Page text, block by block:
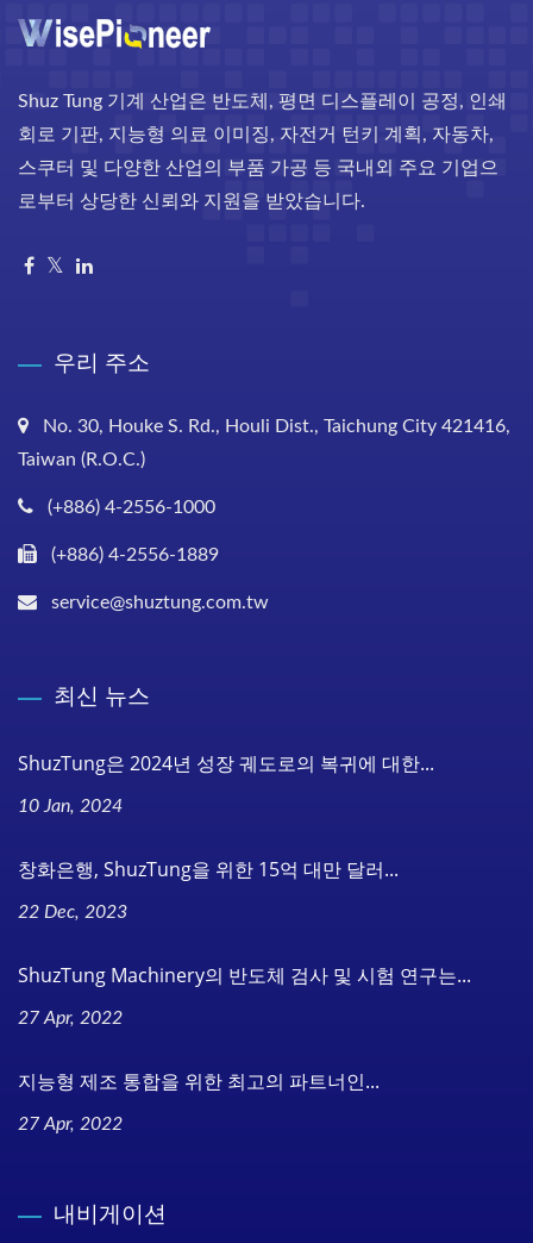
Shuz Tung 기계 산업은 반도체, 평면 디스플레이 공정, 인쇄
회로 기판, 지능형 의료 이미징, 자전거 턴키 계획, 자동차,
스쿠터 및 다양한 산업의 부품 가공 등 국내외 주요 기업으
로부터 상당한 신뢰와 지원을 받았습니다.
우리 주소
No. 30, Houke S. Rd., Houli Dist., Taichung City 421416,
Taiwan (R.O.C.)
(+886) 4-2556-1000
(+886) 4-2556-1889
service@shuztung.com.tw
최신 뉴스
ShuzTung은 2024년 성장 궤도로의 복귀에 대한...
10 Jan, 2024
창화은행, ShuzTung을 위한 15억 대만 달러...
22 Dec, 2023
ShuzTung Machinery의 반도체 검사 및 시험 연구는...
27 Apr, 2022
지능형 제조 통합을 위한 최고의 파트너인...
27 Apr, 2022
내비게이션